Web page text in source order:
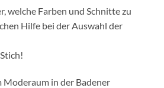
welche Farben und Schnitte zu
Hilfe bei der Auswahl der
Moderaum in der Badener